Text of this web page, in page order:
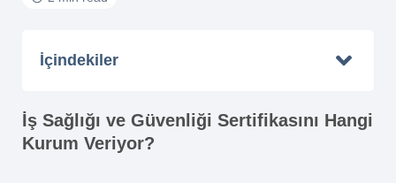
İçindekiler
İş Sağlığı ve Güvenliği Sertifikasını Hangi
Kurum Veriyor?